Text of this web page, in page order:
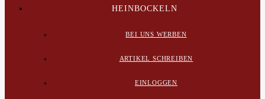
HEINBOCKELN
BEI UNS WERBEN
ARTIKEL SCHREIBEN
EINLOGGEN